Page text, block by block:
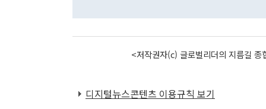
<저작권자(c) 글로벌리더의 지름길
디지털뉴스콘텐츠 이용규칙 보기